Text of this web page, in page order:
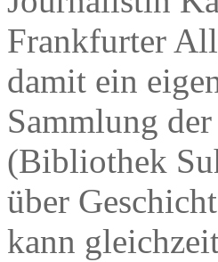
Frankfurter
damit ein
Sammlung
(Bibliothek
über
kann